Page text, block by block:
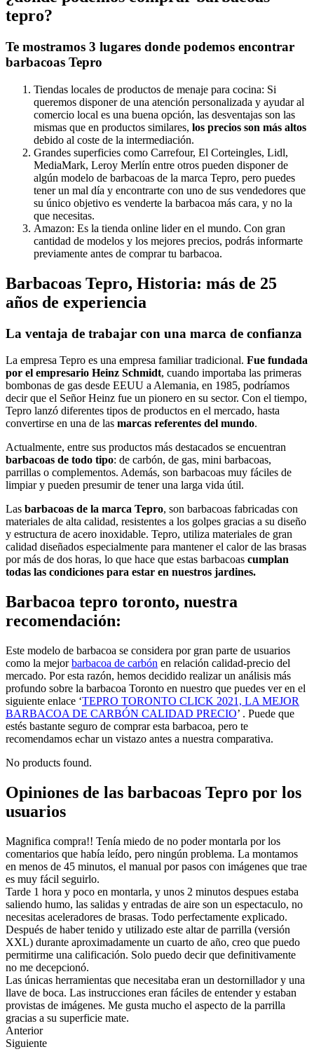
tepro?
Te mostramos 3 lugares donde podemos encontrar
barbacoas Tepro
Tiendas locales de productos de menaje para cocina: Si
queremos disponer de una atención personalizada y ayudar al
comercio local es una buena opción, las desventajas son las
mismas que en productos similares, los precios son más altos
debido al coste de la intermediación.
Grandes superficies como Carrefour, El Corteingles, Lidl,
MediaMark, Leroy Merlín entre otros pueden disponer de
algún modelo de barbacoas de la marca Tepro, pero puedes
tener un mal día y encontrarte con uno de sus vendedores que
su único objetivo es venderte la barbacoa más cara, y no la
que necesitas.
Amazon: Es la tienda online lider en el mundo. Con gran
cantidad de modelos y los mejores precios, podrás informarte
previamente antes de comprar tu barbacoa.
Barbacoas Tepro, Historia: más de 25
años de experiencia
La ventaja de trabajar con una marca de confianza
La empresa Tepro es una empresa familiar tradicional. Fue fundada
por el empresario Heinz Schmidt, cuando importaba las primeras
bombonas de gas desde EEUU a Alemania, en 1985, podríamos
decir que el Señor Heinz fue un pionero en su sector. Con el tiempo,
Tepro lanzó diferentes tipos de productos en el mercado, hasta
convertirse en una de las marcas referentes del mundo.
Actualmente, entre sus productos más destacados se encuentran
barbacoas de todo tipo: de carbón, de gas, mini barbacoas,
parrillas o complementos. Además, son barbacoas muy fáciles de
limpiar y pueden presumir de tener una larga vida útil.
Las barbacoas de la marca Tepro, son barbacoas fabricadas con
materiales de alta calidad, resistentes a los golpes gracias a su diseño
y estructura de acero inoxidable. Tepro, utiliza materiales de gran
calidad diseñados especialmente para mantener el calor de las brasas
por más de dos horas, lo que hace que estas barbacoas cumplan
todas las condiciones para estar en nuestros jardines.
Barbacoa tepro toronto, nuestra
recomendación:
Este modelo de barbacoa se considera por gran parte de usuarios
como la mejorbarbacoa de carbón en relación calidad-precio del
mercado. Por esta razón, hemos decidido realizar un análisis más
profundo sobre la barbacoa Toronto en nuestro que puedes ver en el
siguiente enlace ‘TEPRO TORONTO CLICK 2021, LA MEJOR
BARBACOA DE CARBÓN CALIDAD PRECIO’ . Puede que
estés bastante seguro de comprar esta barbacoa, pero te
recomendamos echar un vistazo antes a nuestra comparativa.
No products found.
Opiniones de las barbacoas Tepro por los
usuarios
Magnifica compra!! Tenía miedo de no poder montarla por los
comentarios que había leído, pero ningún problema. La montamos
en menos de 45 minutos, el manual por pasos con imágenes que trae
es muy fácil seguirlo.
Tarde 1 hora y poco en montarla, y unos 2 minutos despues estaba
saliendo humo, las salidas y entradas de aire son un espectaculo, no
necesitas aceleradores de brasas. Todo perfectamente explicado.
Después de haber tenido y utilizado este altar de parrilla (versión
XXL) durante aproximadamente un cuarto de año, creo que puedo
permitirme una calificación. Solo puedo decir que definitivamente
no me decepcionó.
Las únicas herramientas que necesitaba eran un destornillador y una
llave de boca. Las instrucciones eran fáciles de entender y estaban
provistas de imágenes. Me gusta mucho el aspecto de la parrilla
gracias a su superficie mate.
Anterior
Siguiente